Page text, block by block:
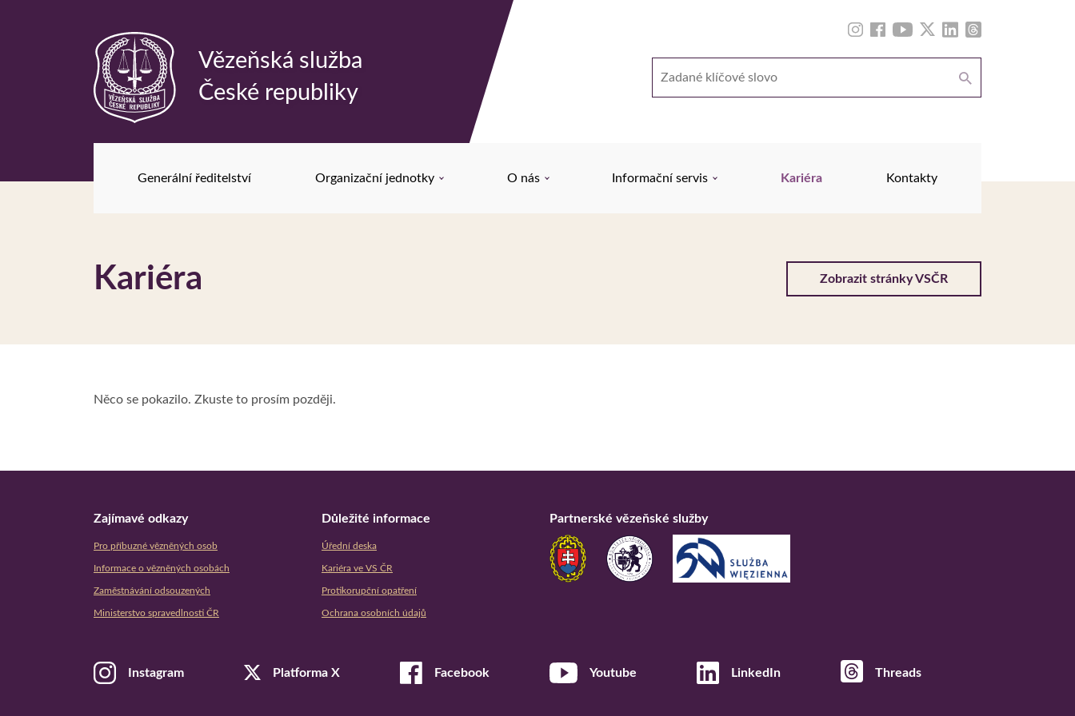
Odkaz
na
Vězeňská služba
České republiky
Generální ředitelství Organizační jednotky O nás Informační servis Kariéra Kontakty
Kariéra Zobrazit stránky VSČR
Něco se pokazilo. Zkuste to prosím později.
Zajímavé odkazy
Pro příbuzné vězněných osob
Informace o vězněných osobách
Zaměstnávání odsouzených
Ministerstvo spravedlnosti ČR
Důležité informace
Úřední deska
Kariéra ve VS ČR
Protikorupční opatření
Ochrana osobních údajů
Partnerské vězeňské služby
Instagram Platforma X Facebook Youtube LinkedIn Threads